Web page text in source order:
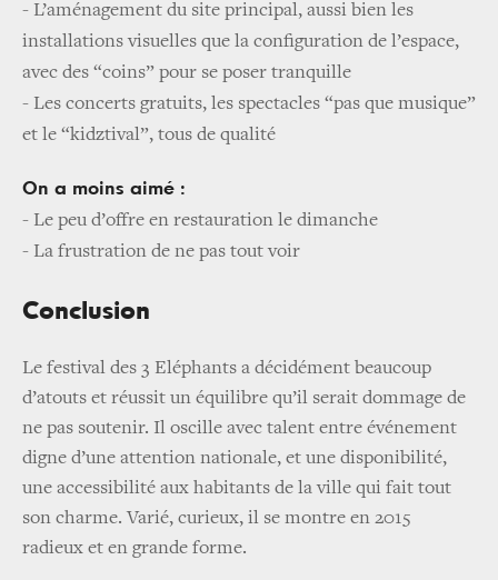
- L’aménagement du site principal, aussi bien les
installations visuelles que la configuration de l’espace,
avec des “coins” pour se poser tranquille
- Les concerts gratuits, les spectacles “pas que musique”
et le “kidztival”, tous de qualité
On a moins aimé :
- Le peu d’offre en restauration le dimanche
- La frustration de ne pas tout voir
Conclusion
Le festival des 3 Eléphants a décidément beaucoup
d’atouts et réussit un équilibre qu’il serait dommage de
ne pas soutenir. Il oscille avec talent entre événement
digne d’une attention nationale, et une disponibilité,
une accessibilité aux habitants de la ville qui fait tout
son charme. Varié, curieux, il se montre en 2015
radieux et en grande forme.